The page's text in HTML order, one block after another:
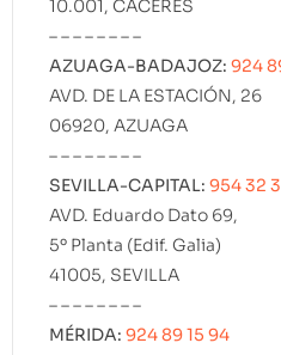
10.001, CÁCERES
– – – – – – – –
AZUAGA-BADAJOZ: 924
AVD. DE LA ESTACIÓN, 26
06920, AZUAGA
– – – – – – – –
SEVILLA-CAPITAL: 954 32
AVD. Eduardo Dato 69,
5º Planta (Edif. Galia)
41005, SEVILLA
– – – – – – – –
MÉRIDA: 924 89 15 94